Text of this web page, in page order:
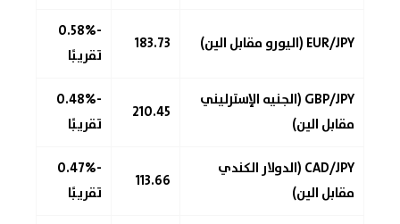
EUR/JPY (اليورو مقابل الين) 183.73
-0.58%
تقريبًا
GBP/JPY (الجنيه الإسترليني
مقابل الين)
210.45
-0.48%
تقريبًا
CAD/JPY (الدولار الكندي
مقابل الين)
113.66
-0.47%
تقريبًا